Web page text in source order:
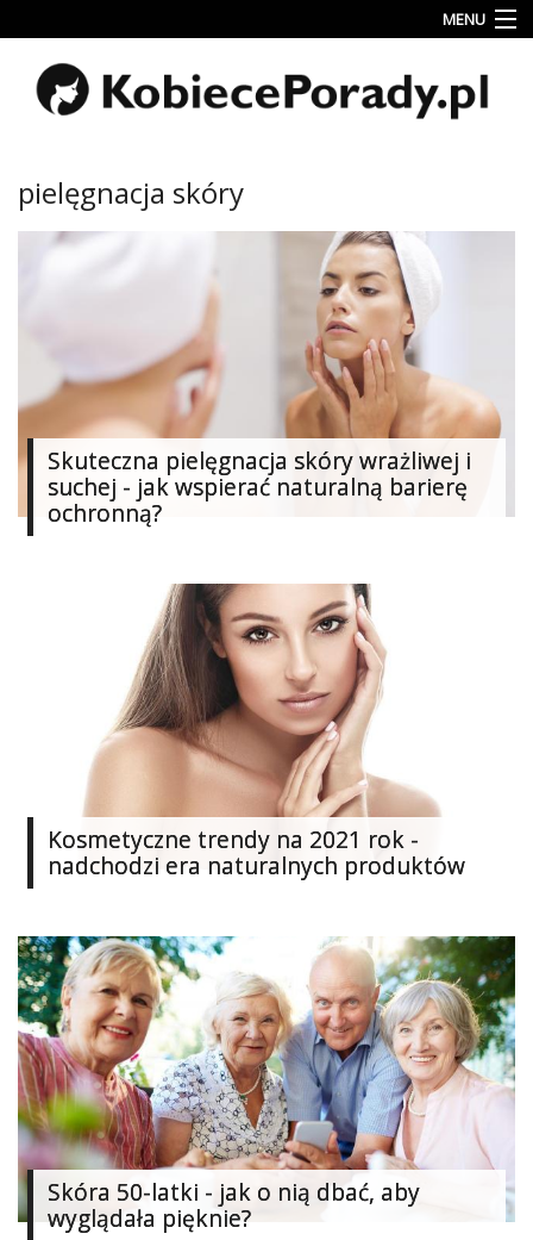
MENU
Uroda
Miłość
Kobiece
Wyznania
Wnętrza
Fitness
Porady
ekspertów
Blogerek
Konkursy
Recenzje
Studniówka
Dodaj
«
Dodaj
Dodaj
Najlepsze
pielęgnacja skóry
Skuteczna pielęgnacja skóry wrażliwej i
suchej - jak wspierać naturalną barierę
ochronną?
Kosmetyczne trendy na 2021 rok -
nadchodzi era naturalnych produktów
Skóra 50-latki - jak o nią dbać, aby
wyglądała pięknie?